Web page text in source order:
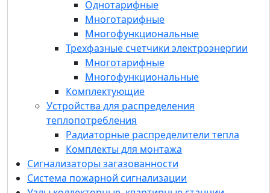
Однотарифные
Многотарифные
Многофункциональные
Трехфазные счетчики электроэнергии
Многотарифные
Многофункциональные
Комплектующие
Устройства для распределения
теплопотребления
Радиаторные распределители тепла
Комплекты для монтажа
Сигнализаторы загазованности
Система пожарной сигнализации
Устройства для распределения
теплопотребления
Радиаторные распределители тепла
Комплекты для монтажа
Сигнализаторы загазованности
Система пожарной сигнализации
Узлы коллекторные, квартирные станции
Квартирные станции
Узлы коллекторные для водоснабжения
Узлы коллекторные квартирные
Узлы коллекторные этажные
Узлы смешения
Комплектующие для коллекторных групп